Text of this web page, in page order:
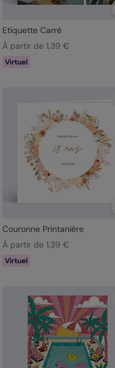
Etiquette Carré
À partir de 1,39 €
Virtuel
Couronne Printanière
À partir de 1,39 €
Virtuel